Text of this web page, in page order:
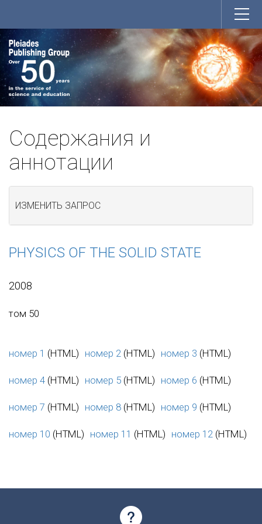
Содержания и
аннотации
ИЗМЕНИТЬ ЗАПРОС
PHYSICS OF THE SOLID STATE
2008
том 50
номер 1 (HTML) номер 2 (HTML) номер 3 (HTML)
номер 4 (HTML) номер 5 (HTML) номер 6 (HTML)
номер 7 (HTML) номер 8 (HTML) номер 9 (HTML)
номер 10 (HTML) номер 11 (HTML) номер 12 (HTML)